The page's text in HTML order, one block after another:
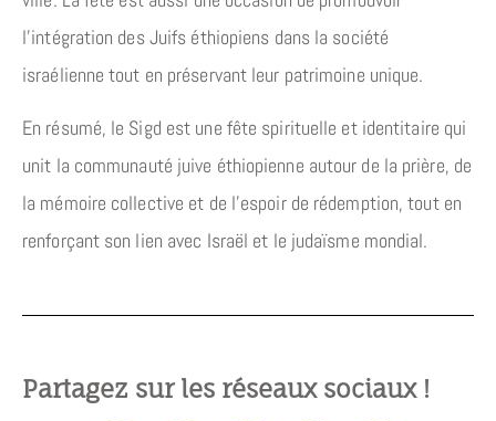
l’intégration des Juifs éthiopiens dans la société
israélienne tout en préservant leur patrimoine unique.
En résumé, le Sigd est une fête spirituelle et identitaire qui
unit la communauté juive éthiopienne autour de la prière, de
la mémoire collective et de l’espoir de rédemption, tout en
renforçant son lien avec Israël et le judaïsme mondial.
Partagez sur les réseaux sociaux !